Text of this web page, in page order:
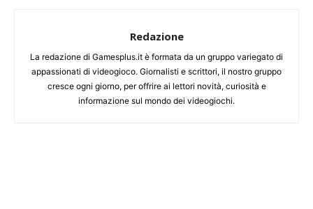
Redazione
La redazione di Gamesplus.it è formata da un gruppo variegato di
appassionati di videogioco. Giornalisti e scrittori, il nostro gruppo
cresce ogni giorno, per offrire ai lettori novità, curiosità e
informazione sul mondo dei videogiochi.